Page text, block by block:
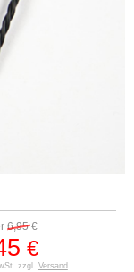
6,95€
€
zzgl. Versand